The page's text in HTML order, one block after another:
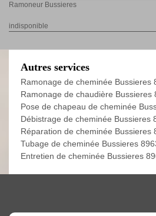
Ramoneur Bussieres
indisponible
Autres services
Ramonage de cheminée Bussieres
Ramonage de chaudière Bussieres
Pose de chapeau de cheminée
Débistrage de cheminée Bussieres
Réparation de cheminée Bussieres
Tubage de cheminée Bussieres
Entretien de cheminée Bussieres